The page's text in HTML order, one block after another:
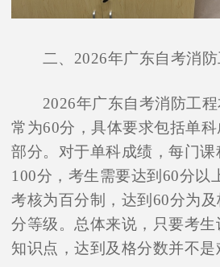
二、2026年广东自考消
2026年广东自考消防工
常为60分，具体要求包括单
部分。对于单科成绩，每门
100分，考生需要达到60分以
考核为百分制，达到60分为
分等级。总体来说，只要考
知识点，达到及格分数并不是